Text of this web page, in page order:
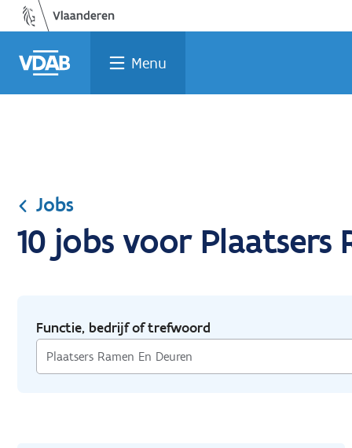
Ga
naar
de
inhoud
Vind
een
job
Vind
een
opleiding
Welke
job
past
bij
Terug
naar
home
Menu
Jobs
10 jobs voor Plaatsers
Functie, bedrijf of trefwoord